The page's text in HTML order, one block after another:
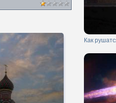
Как